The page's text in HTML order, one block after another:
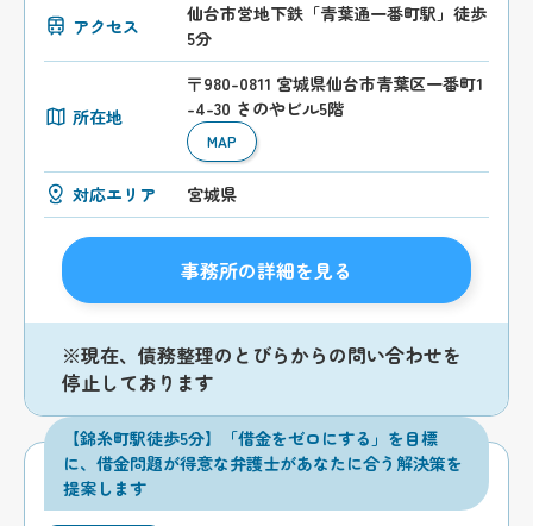
アクセス
仙台市営地下鉄「青葉通一番町駅」徒歩
5分
所在地
〒980-0811 宮城県仙台市青葉区一番町1
-4-30 さのやビル5階
MAP
対応エリア 宮城県
事務所の詳細を見る
※現在、債務整理のとびらからの問い合わせを
停止しております
【錦糸町駅徒歩5分】「借金をゼロにする」を目標
に、借金問題が得意な弁護士があなたに合う解決策を
提案します